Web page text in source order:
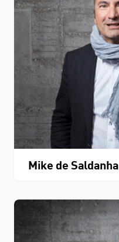
Mike de Saldanha